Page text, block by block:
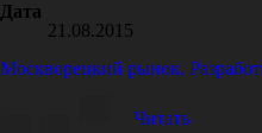
Дата
21.08.2015
Москворецкий рынок.
Читать